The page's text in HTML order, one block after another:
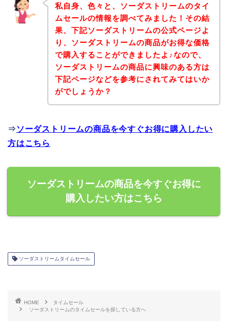
私自身、色々と、ソーダストリームのタイ
ムセールの情報を調べてみました！その結
果、下記ソーダストリームの公式ページよ
り、ソーダストリームの商品がお得な価格
で購入することができましたよ♪なので、
ソーダストリームの商品に興味のある方は
下記ページなどを参考にされてみてはいか
がでしょうか？
⇒ ソーダストリームの商品を今すぐお得に購入したい
方はこちら
ソーダストリームの商品を今すぐお得に
購入したい方はこちら
ソーダストリームタイムセール
HOME
タイムセール
ソーダストリームのタイムセールを探している方へ